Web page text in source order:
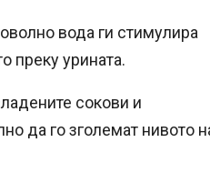
вода ги стимулира
преку урината.
сокови и
да го зголемат нивото